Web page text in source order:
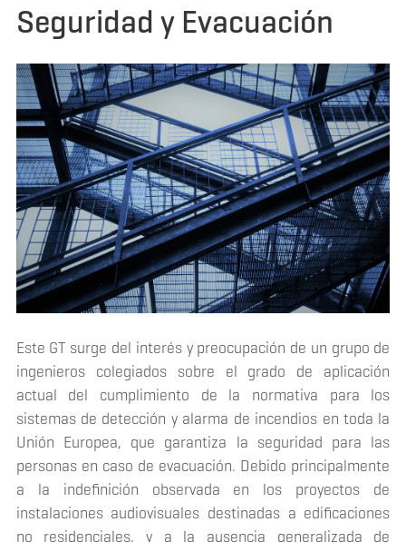
Seguridad y Evacuación
Este GT surge del interés y preocupación de un grupo de
ingenieros colegiados sobre el grado de aplicación
actual del cumplimiento de la normativa para los
sistemas de detección y alarma de incendios en toda la
Unión Europea, que garantiza la seguridad para las
personas en caso de evacuación. Debido principalmente
a la indefinición observada en los proyectos de
instalaciones audiovisuales destinadas a edificaciones
no residenciales, y a la ausencia generalizada de